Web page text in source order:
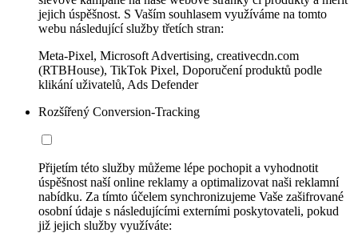
jejich úspěšnost. S Vaším souhlasem využíváme na tomto
webu následující služby třetích stran:
Meta-Pixel, Microsoft Advertising, creativecdn.com
(RTBHouse), TikTok Pixel, Doporučení produktů podle
klikání uživatelů, Ads Defender
Rozšířený Conversion-Tracking
Přijetím této služby můžeme lépe pochopit a vyhodnotit
úspěšnost naší online reklamy a optimalizovat naši reklamní
nabídku. Za tímto účelem synchronizujeme Vaše zašifrované
osobní údaje s následujícími externími poskytovateli, pokud
již jejich služby využíváte: